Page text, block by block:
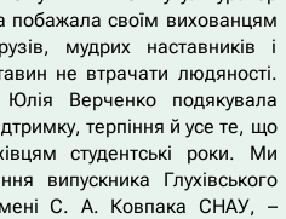
побажала своїм вихованцям
мудрих наставників і
не втрачати людяності.
Верченко подякувала
терпіння й усе те, що
студентські роки. Ми
випускника Глухівського
імені С. А. Ковпака СНАУ, –